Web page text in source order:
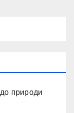
природи